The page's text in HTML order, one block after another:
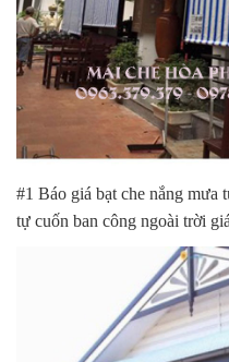
#1 Báo giá bạt che nắng
tự cuốn ban công ngoài trời